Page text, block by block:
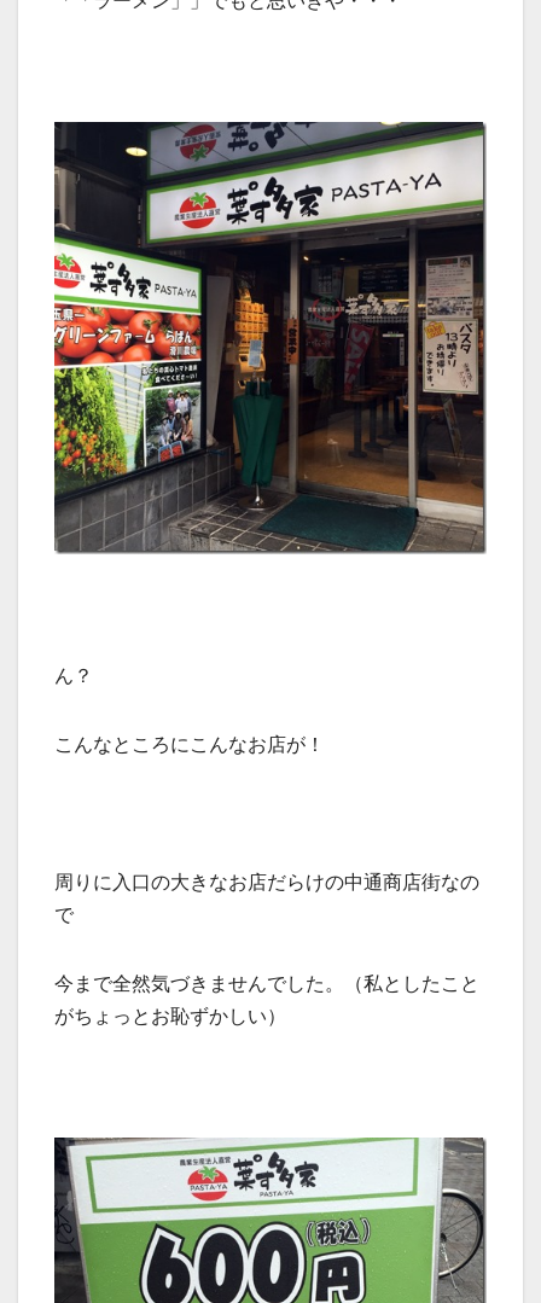
ん？
こんなところにこんなお店が！
周りに入口の大きなお店だらけの中通商店街なの
で
今まで全然気づきませんでした。（私としたこと
がちょっとお恥ずかしい）